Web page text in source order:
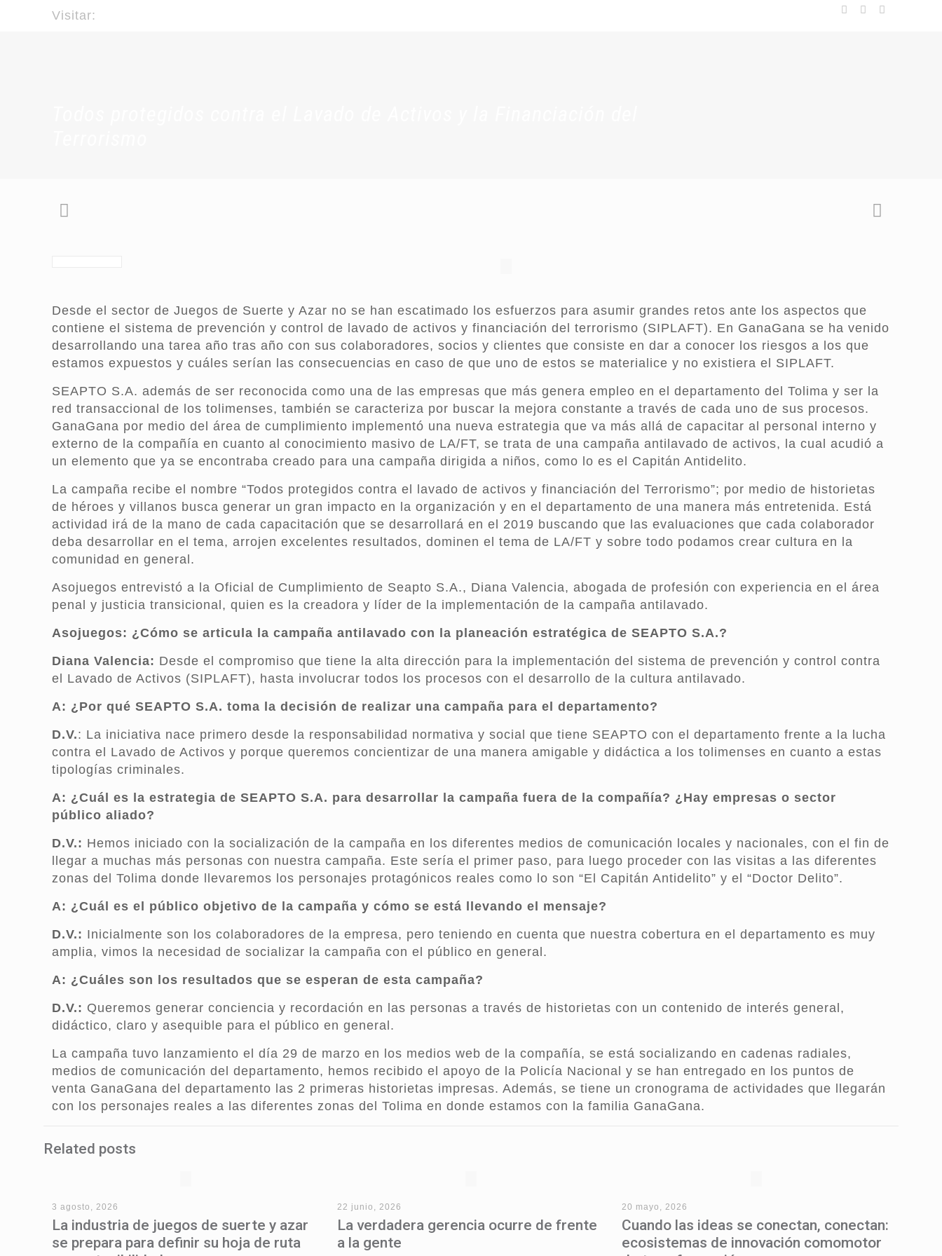
Visitar:
Desde el sector de Juegos de Suerte y Azar no se han escatimado los esfuerzos para asumir grandes retos ante los aspectos que
contiene el sistema de prevención y control de lavado de activos y financiación del terrorismo (SIPLAFT). En GanaGana se ha venido
desarrollando una tarea año tras año con sus colaboradores, socios y clientes que consiste en dar a conocer los riesgos a los que
estamos expuestos y cuáles serían las consecuencias en caso de que uno de estos se materialice y no existiera el SIPLAFT.
SEAPTO S.A. además de ser reconocida como una de las empresas que más genera empleo en el departamento del Tolima y ser la
red transaccional de los tolimenses, también se caracteriza por buscar la mejora constante a través de cada uno de sus procesos.
GanaGana por medio del área de cumplimiento implementó una nueva estrategia que va más allá de capacitar al personal interno y
externo de la compañía en cuanto al conocimiento masivo de LA/FT, se trata de una campaña antilavado de activos, la cual acudió a
un elemento que ya se encontraba creado para una campaña dirigida a niños, como lo es el Capitán Antidelito.
La campaña recibe el nombre “Todos protegidos contra el lavado de activos y financiación del Terrorismo”; por medio de historietas
de héroes y villanos busca generar un gran impacto en la organización y en el departamento de una manera más entretenida. Está
actividad irá de la mano de cada capacitación que se desarrollará en el 2019 buscando que las evaluaciones que cada colaborador
deba desarrollar en el tema, arrojen excelentes resultados, dominen el tema de LA/FT y sobre todo podamos crear cultura en la
comunidad en general.
Asojuegos entrevistó a la Oficial de Cumplimiento de Seapto S.A., Diana Valencia, abogada de profesión con experiencia en el área
penal y justicia transicional, quien es la creadora y líder de la implementación de la campaña antilavado.
Asojuegos: ¿Cómo se articula la campaña antilavado con la planeación estratégica de SEAPTO S.A.?
Diana Valencia: Desde el compromiso que tiene la alta dirección para la implementación del sistema de prevención y control contra
el Lavado de Activos (SIPLAFT), hasta involucrar todos los procesos con el desarrollo de la cultura antilavado.
A: ¿Por qué SEAPTO S.A. toma la decisión de realizar una campaña para el departamento?
D.V.: La iniciativa nace primero desde la responsabilidad normativa y social que tiene SEAPTO con el departamento frente a la lucha
contra el Lavado de Activos y porque queremos concientizar de una manera amigable y didáctica a los tolimenses en cuanto a estas
tipologías criminales.
A: ¿Cuál es la estrategia de SEAPTO S.A. para desarrollar la campaña fuera de la compañía? ¿Hay empresas o sector
público aliado?
D.V.: Hemos iniciado con la socialización de la campaña en los diferentes medios de comunicación locales y nacionales, con el fin de
llegar a muchas más personas con nuestra campaña. Este sería el primer paso, para luego proceder con las visitas a las diferentes
zonas del Tolima donde llevaremos los personajes protagónicos reales como lo son “El Capitán Antidelito” y el “Doctor Delito”.
A: ¿Cuál es el público objetivo de la campaña y cómo se está llevando el mensaje?
D.V.: Inicialmente son los colaboradores de la empresa, pero teniendo en cuenta que nuestra cobertura en el departamento es muy
amplia, vimos la necesidad de socializar la campaña con el público en general.
A: ¿Cuáles son los resultados que se esperan de esta campaña?
D.V.: Queremos generar conciencia y recordación en las personas a través de historietas con un contenido de interés general,
didáctico, claro y asequible para el público en general.
La campaña tuvo lanzamiento el día 29 de marzo en los medios web de la compañía, se está socializando en cadenas radiales,
medios de comunicación del departamento, hemos recibido el apoyo de la Policía Nacional y se han entregado en los puntos de
venta GanaGana del departamento las 2 primeras historietas impresas. Además, se tiene un cronograma de actividades que llegarán
con los personajes reales a las diferentes zonas del Tolima en donde estamos con la familia GanaGana.
Related posts
3 agosto, 2026
La industria de juegos de suerte y azar
se prepara para definir su hoja de ruta
22 junio, 2026
La verdadera gerencia ocurre de frente
a la gente
20 mayo, 2026
Cuando las ideas se conectan, conectan:
ecosistemas de innovación comomotor